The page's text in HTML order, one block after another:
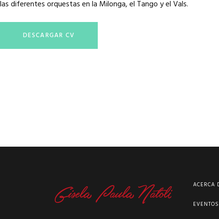
las diferentes orquestas en la Milonga, el Tango y el Vals.
DESCARGAR CV
ACERCA
EVENTOS